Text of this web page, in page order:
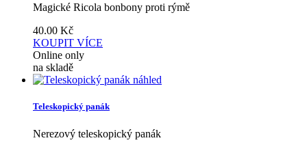
Magické Ricola bonbony proti rýmě
40.00 Kč
KOUPIT VÍCE
Online only
na skladě
náhled
Teleskopický panák
Nerezový teleskopický panák